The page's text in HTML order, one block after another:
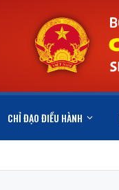
CHỈ ĐẠO ĐIỀU HÀNH